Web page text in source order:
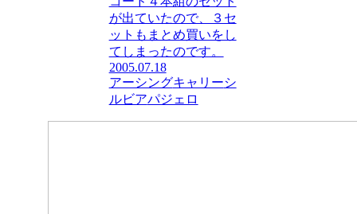
が出ていたので、３セ
ットもまとめ買いをし
てしまったのです。
2005.07.18
アーシングキャリーシ
ルビアパジェロ